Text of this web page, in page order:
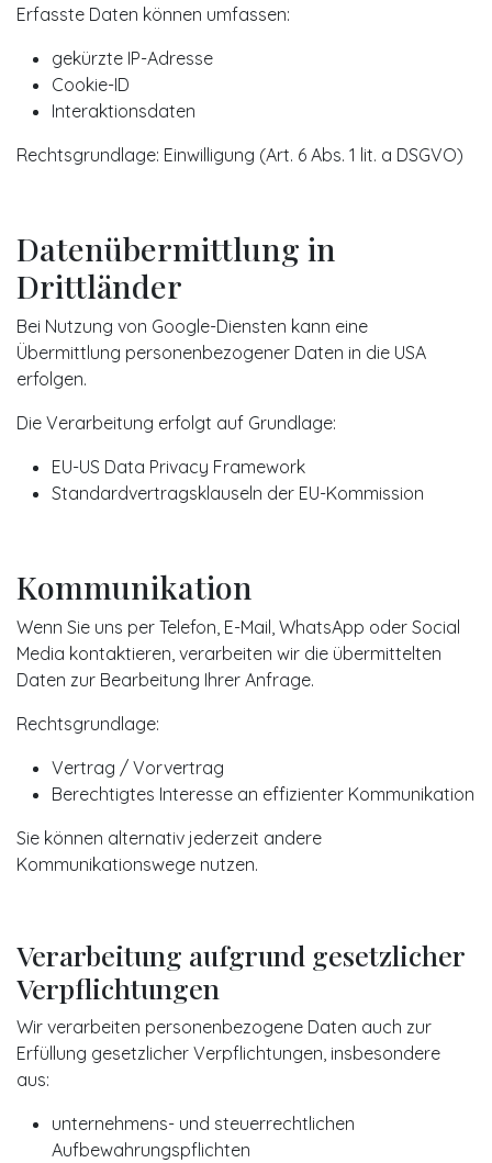
Erfasste Daten können umfassen:
gekürzte IP-Adresse
Cookie-ID
Interaktionsdaten
Rechtsgrundlage: Einwilligung (Art. 6 Abs. 1 lit. a DSGVO)
Datenübermittlung in
Drittländer
Bei Nutzung von Google-Diensten kann eine
Übermittlung personenbezogener Daten in die USA
erfolgen.
Die Verarbeitung erfolgt auf Grundlage:
EU-US Data Privacy Framework
Standardvertragsklauseln der EU-Kommission
Kommunikation
Wenn Sie uns per Telefon, E-Mail, WhatsApp oder Social
Media kontaktieren, verarbeiten wir die übermittelten
Daten zur Bearbeitung Ihrer Anfrage.
Rechtsgrundlage:
Vertrag / Vorvertrag
Berechtigtes Interesse an effizienter Kommunikation
Sie können alternativ jederzeit andere
Kommunikationswege nutzen.
Verarbeitung aufgrund gesetzlicher
Verpflichtungen
Wir verarbeiten personenbezogene Daten auch zur
Erfüllung gesetzlicher Verpflichtungen, insbesondere
aus:
unternehmens- und steuerrechtlichen
Aufbewahrungspflichten